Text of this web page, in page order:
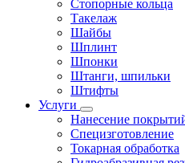
Стопорные кольца
Такелаж
Шайбы
Шплинт
Шпонки
Штанги, шпильки
Штифты
Услуги
Нанесение
Специзготовление
Токарная обработка